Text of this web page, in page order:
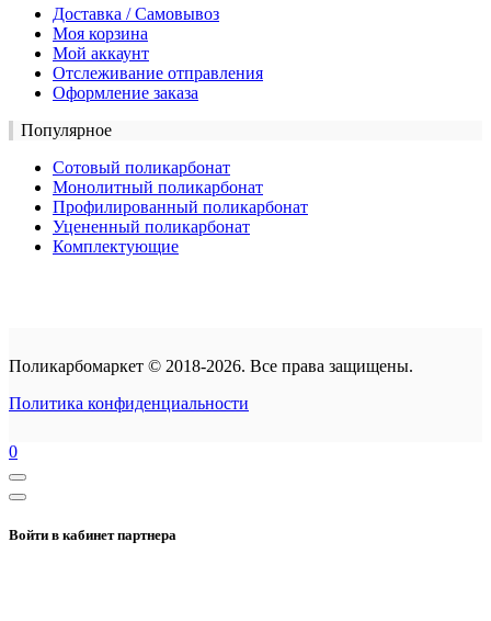
Доставка / Самовывоз
Моя корзина
Мой аккаунт
Отслеживание отправления
Оформление заказа
Популярное
Сотовый поликарбонат
Монолитный поликарбонат
Профилированный поликарбонат
Уцененный поликарбонат
Комплектующие
Поликарбомаркет © 2018-2026. Все права защищены.
Политика конфиденциальности
0
Войти в кабинет партнера